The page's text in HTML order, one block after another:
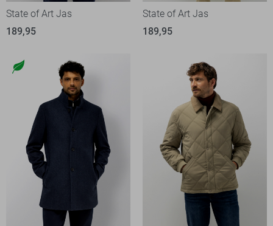
State of Art Jas
189,95
State of Art Jas
189,95